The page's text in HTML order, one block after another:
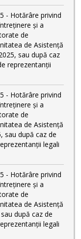
- Hotărâre privind
și a
de
de Asistență
sau după caz
reprezentanții
- Hotărâre privind
și a
de
de Asistență
sau după caz de
legali
- Hotărâre privind
și a
de
de Asistență
după caz de
legali